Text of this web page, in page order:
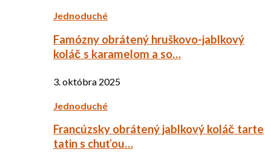
Jednoduché
Famózny obrátený hruškovo-jablkový
koláč s karamelom a so…
3. októbra 2025
Jednoduché
Francúzsky obrátený jablkový koláč tarte
tatin s chuťou…